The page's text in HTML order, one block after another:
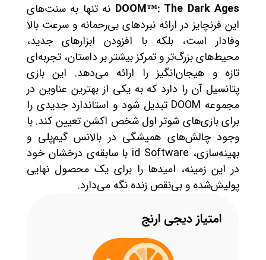
DOOM™: The Dark Ages نه تنها به سنت‌های
این فرنچایز در ارائه نبردهای بی‌رحمانه و سرعت بالا
وفادار است، بلکه با افزودن ابزارهای جدید،
محیط‌های بزرگ‌تر و تمرکز بیشتر بر داستان، تجربه‌ای
تازه و هیجان‌انگیز را ارائه می‌دهد. این بازی
پتانسیل آن را دارد که به یکی از بهترین عناوین در
مجموعه DOOM تبدیل شود و استاندارد جدیدی را
برای بازی‌های شوتر اول شخص اکشن تعیین کند. با
وجود چالش‌های همیشگی در بالانس گیم‌پلی و
بهینه‌سازی، id Software با سابقه‌ی درخشان خود
در این زمینه، امیدها را برای یک محصول نهایی
پولیش‌شده و بی‌نقص زنده نگه می‌دارد.
امتیاز دیجی ارنج